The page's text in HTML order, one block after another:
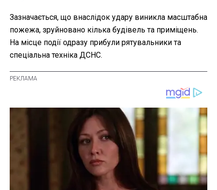
Зазначається, що внаслідок удару виникла масштабна
пожежа, зруйновано кілька будівель та приміщень.
На місце події одразу прибули рятувальники та
спеціальна техніка ДСНС.